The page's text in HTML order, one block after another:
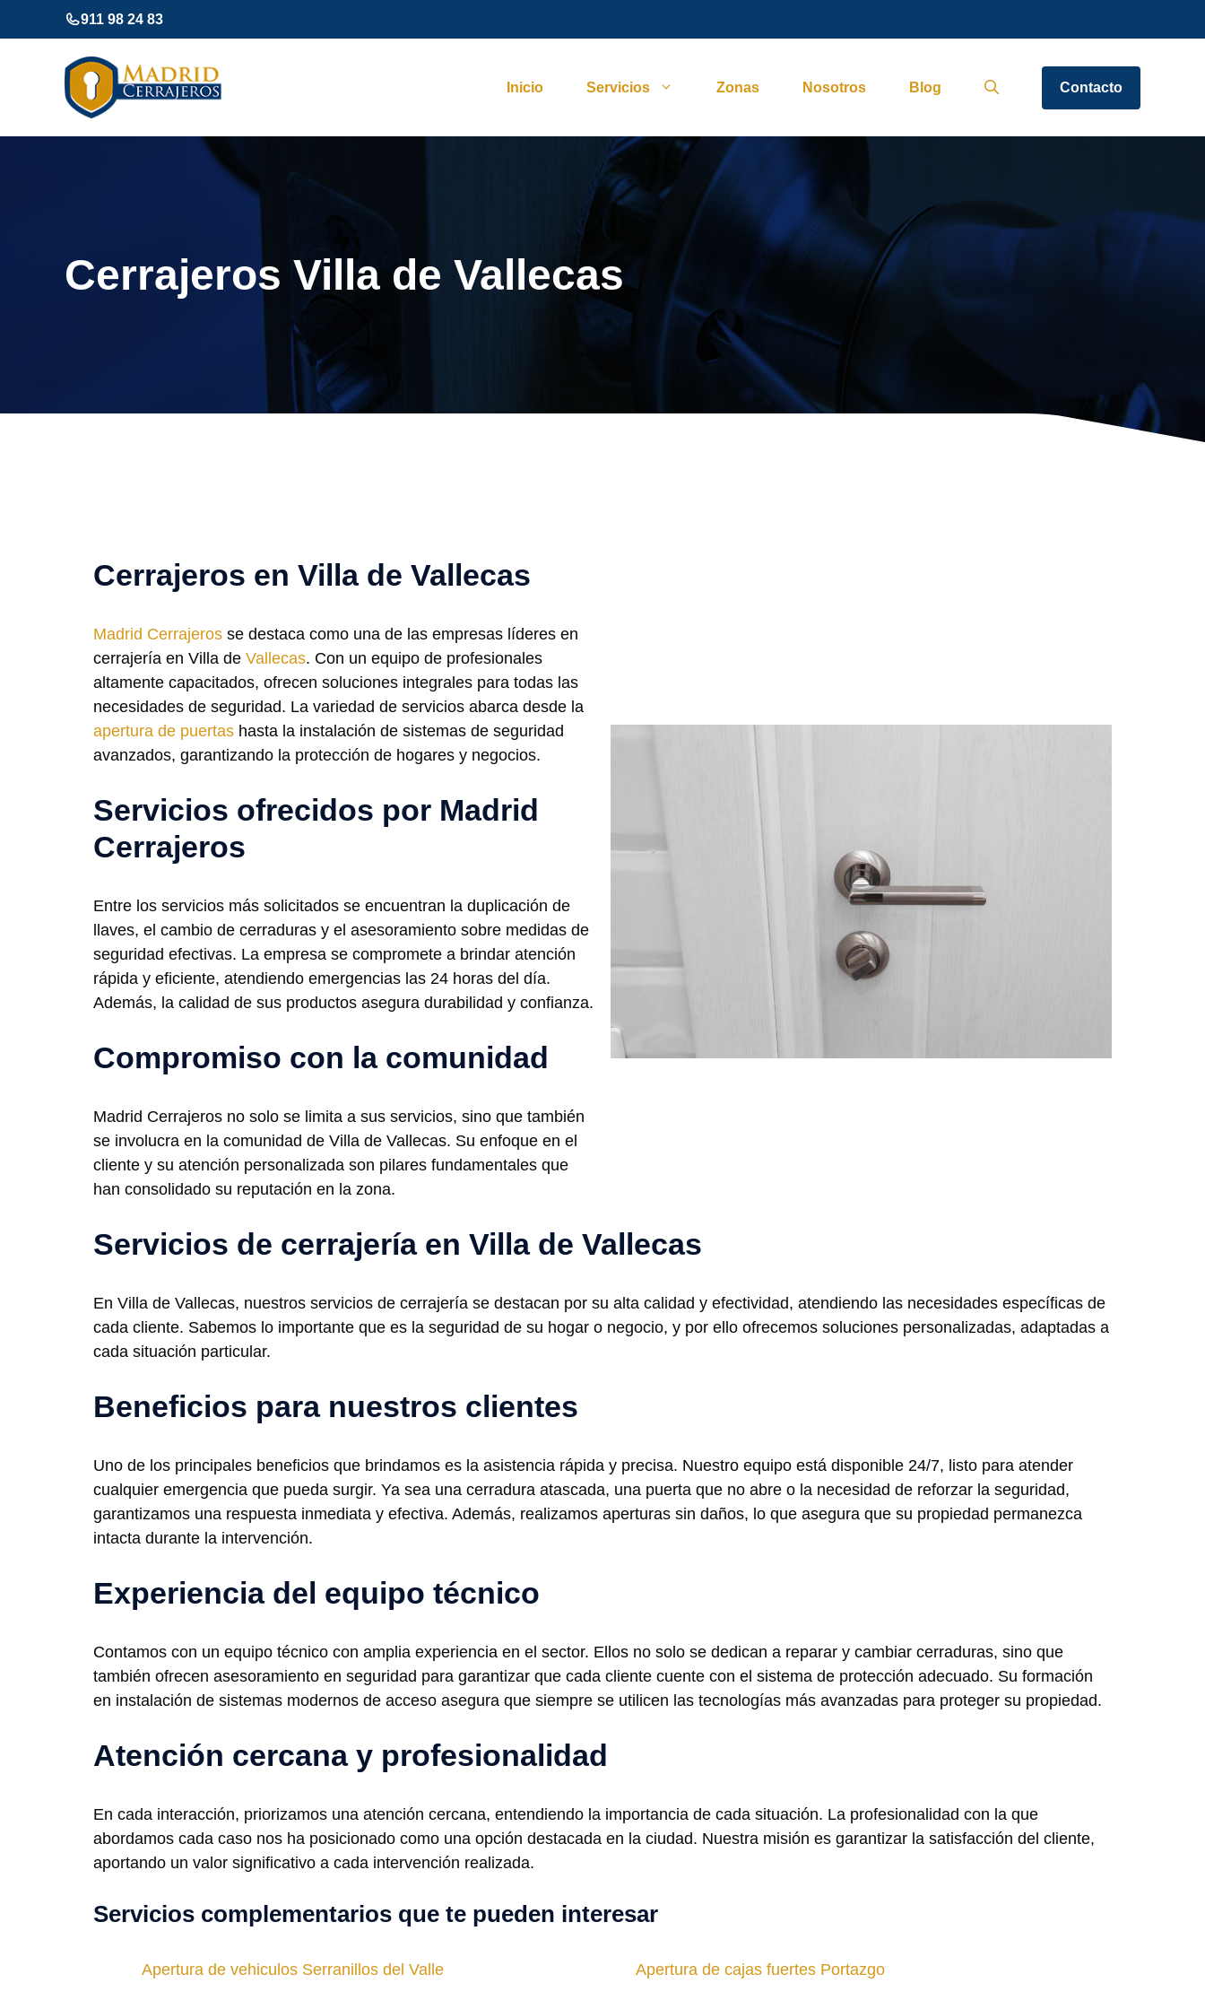
al
911 98 24 83
Inicio Servicios Zonas Nosotros Blog Contacto
Cerrajeros Villa de Vallecas
Cerrajeros en Villa de Vallecas
Madrid Cerrajeros se destaca como una de las empresas líderes en
cerrajería en Villa de Vallecas. Con un equipo de profesionales
altamente capacitados, ofrecen soluciones integrales para todas las
necesidades de seguridad. La variedad de servicios abarca desde la
apertura de puertas hasta la instalación de sistemas de seguridad
avanzados, garantizando la protección de hogares y negocios.
Servicios ofrecidos por Madrid
Cerrajeros
Entre los servicios más solicitados se encuentran la duplicación de
llaves, el cambio de cerraduras y el asesoramiento sobre medidas de
seguridad efectivas. La empresa se compromete a brindar atención
rápida y eficiente, atendiendo emergencias las 24 horas del día.
Además, la calidad de sus productos asegura durabilidad y confianza.
Compromiso con la comunidad
Madrid Cerrajeros no solo se limita a sus servicios, sino que también
se involucra en la comunidad de Villa de Vallecas. Su enfoque en el
cliente y su atención personalizada son pilares fundamentales que
han consolidado su reputación en la zona.
Servicios de cerrajería en Villa de Vallecas
En Villa de Vallecas, nuestros servicios de cerrajería se destacan por su alta calidad y efectividad, atendiendo las necesidades específicas de
cada cliente. Sabemos lo importante que es la seguridad de su hogar o negocio, y por ello ofrecemos soluciones personalizadas, adaptadas a
cada situación particular.
Beneficios para nuestros clientes
Uno de los principales beneficios que brindamos es la asistencia rápida y precisa. Nuestro equipo está disponible 24/7, listo para atender
cualquier emergencia que pueda surgir. Ya sea una cerradura atascada, una puerta que no abre o la necesidad de reforzar la seguridad,
garantizamos una respuesta inmediata y efectiva. Además, realizamos aperturas sin daños, lo que asegura que su propiedad permanezca
intacta durante la intervención.
Experiencia del equipo técnico
Contamos con un equipo técnico con amplia experiencia en el sector. Ellos no solo se dedican a reparar y cambiar cerraduras, sino que
también ofrecen asesoramiento en seguridad para garantizar que cada cliente cuente con el sistema de protección adecuado. Su formación
en instalación de sistemas modernos de acceso asegura que siempre se utilicen las tecnologías más avanzadas para proteger su propiedad.
Atención cercana y profesionalidad
En cada interacción, priorizamos una atención cercana, entendiendo la importancia de cada situación. La profesionalidad con la que
abordamos cada caso nos ha posicionado como una opción destacada en la ciudad. Nuestra misión es garantizar la satisfacción del cliente,
aportando un valor significativo a cada intervención realizada.
Servicios complementarios que te pueden interesar
Apertura de vehiculos Serranillos del Valle Apertura de cajas fuertes Portazgo